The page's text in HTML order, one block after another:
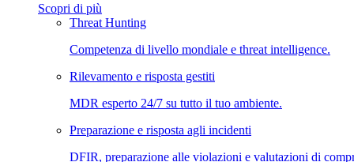
Scopri di più
Threat Hunting
Competenza di livello mondiale e threat intelligence.
Rilevamento e risposta gestiti
MDR esperto 24/7 su tutto il tuo ambiente.
Preparazione e risposta agli incidenti
DFIR, preparazione alle violazioni e valutazioni di